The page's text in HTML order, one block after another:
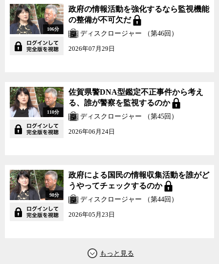
106分
政府の情報活動を強化するなら監視機能
の整備が不可欠だ
ディスクロージャー （第46回）
2026年07月29日
110分
佐賀県警DNA型鑑定不正事件から考え
る、誰が警察を監視するのか
ディスクロージャー （第45回）
2026年06月24日
98分
政府による国民の情報収集活動を誰がど
うやってチェックするのか
ディスクロージャー （第44回）
2026年05月23日